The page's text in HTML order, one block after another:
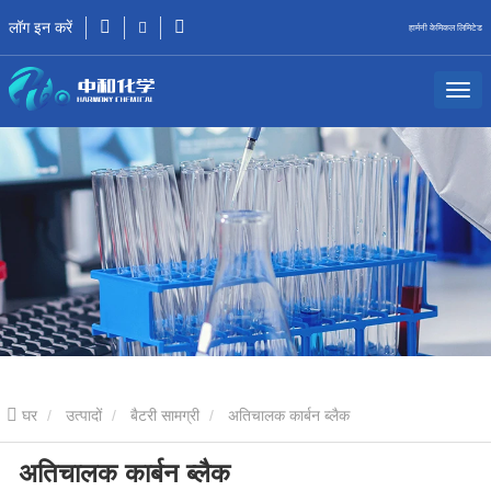
लॉग इन करें हार्मनी केमिकल लिमिटेड
घर उत्पादों बैटरी सामग्री अतिचालक कार्बन ब्लैक
अतिचालक कार्बन ब्लैक